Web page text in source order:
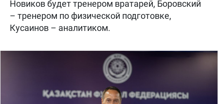
Новиков будет тренером вратарей, Боровский
– тренером по физической подготовке,
Кусаинов – аналитиком.